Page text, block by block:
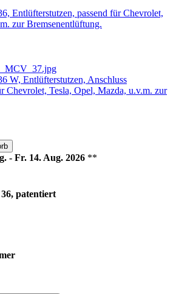
Entlüfterstutzen, passend für Chevrolet,
zur Bremsenentlüftung.
Entlüfterstutzen, Anschluss
Chevrolet, Tesla, Opel, Mazda, u.v.m. zur
- Fr. 14. Aug. 2026 **
patentiert